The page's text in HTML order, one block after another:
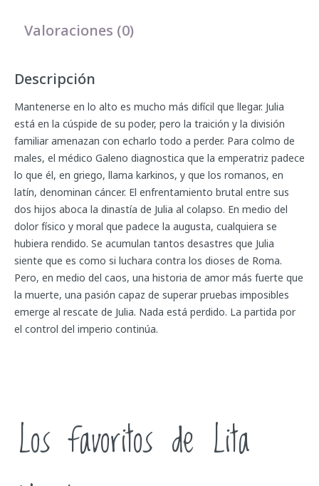
Valoraciones (0)
Descripción
Mantenerse en lo alto es mucho más difícil que llegar. Julia
está en la cúspide de su poder, pero la traición y la división
familiar amenazan con echarlo todo a perder. Para colmo de
males, el médico Galeno diagnostica que la emperatriz padece
lo que él, en griego, llama karkinos, y que los romanos, en
latín, denominan cáncer. El enfrentamiento brutal entre sus
dos hijos aboca la dinastía de Julia al colapso. En medio del
dolor físico y moral que padece la augusta, cualquiera se
hubiera rendido. Se acumulan tantos desastres que Julia
siente que es como si luchara contra los dioses de Roma.
Pero, en medio del caos, una historia de amor más fuerte que
la muerte, una pasión capaz de superar pruebas imposibles
emerge al rescate de Julia. Nada está perdido. La partida por
el control del imperio continúa.
Los favoritos de Lita